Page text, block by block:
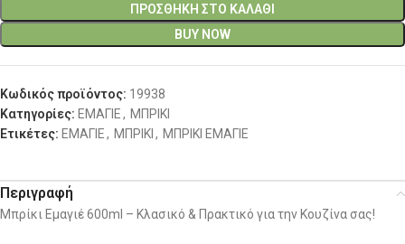
ΠΡΟΣΘΉΚΗ ΣΤΟ ΚΑΛΆΘΙ
BUY NOW
Κωδικός προϊόντος: 19938
Κατηγορίες: ΕΜΑΓΙΕ, ΜΠΡΙΚΙ
Ετικέτες: ΕΜΑΓΙΕ, ΜΠΡΙΚΙ , ΜΠΡΙΚΙ ΕΜΑΓΙΕ
Περιγραφή
Μπρίκι Εμαγιέ 600ml – Κλασικό & Πρακτικό για την Κουζίνα σας!